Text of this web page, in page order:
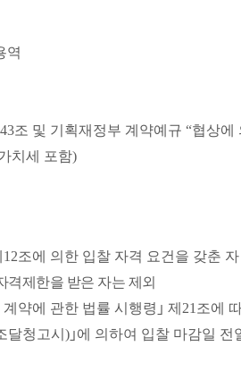
역
43조 및 기획재정부 계약예규“협상에
치세 포함)
12조에 의한 입찰 자격 요건을 갖춘 자
격제한을 받은 자는 제외
약에 관한 법률 시행령 ｣ 제 21 조에
달청고시 )｣에 의하여 입찰 마감일 전